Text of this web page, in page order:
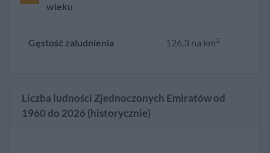
wieku
Gęstość zaludnienia 126,3 na km2
Liczba ludności Zjednoczonych Emiratów od
1960 do 2026 (historycznie)